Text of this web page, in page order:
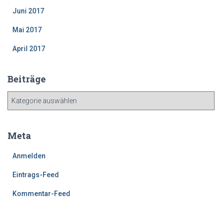
Juni 2017
Mai 2017
April 2017
Beiträge
rMeta
Anmelden
Eintrags-Feed
Kommentar-Feed